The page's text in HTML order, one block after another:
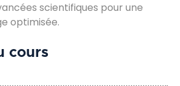
scientifiques pour une
optimisée.
cours